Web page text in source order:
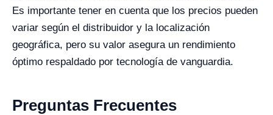
Es importante tener en cuenta que los precios pueden
variar según el distribuidor y la localización
geográfica, pero su valor asegura un rendimiento
óptimo respaldado por tecnología de vanguardia.
Preguntas Frecuentes